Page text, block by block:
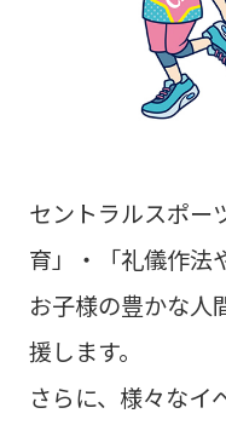
セントラルスポー
育」・「礼儀作法
お子様の豊かな人
援します。
さらに、様々なイ